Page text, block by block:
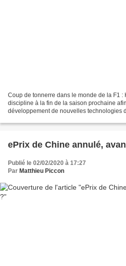
Coup de tonnerre dans le monde de la F1 :
discipline à la fin de la saison prochaine
développement de nouvelles technologies
ePrix de Chine annulé,
Publié le 02/02/2020 à 17:27
Par Matthieu Piccon